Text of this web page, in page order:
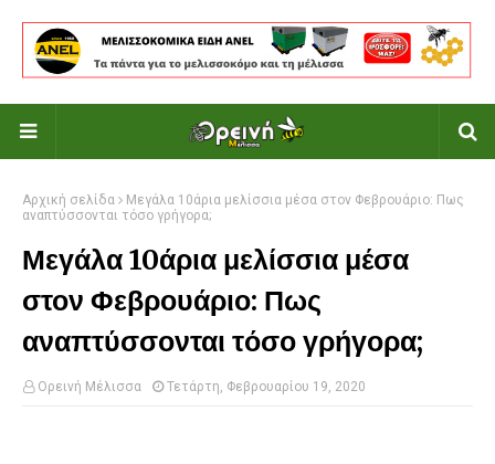
Αρχική σελίδα
Μεγάλα 10άρια μελίσσια μέσα στον Φεβρουάριο: Πως
αναπτύσσονται τόσο γρήγορα;
Μεγάλα 10άρια μελίσσια μέσα
στον Φεβρουάριο: Πως
αναπτύσσονται τόσο γρήγορα;
Ορεινή Μέλισσα Τετάρτη, Φεβρουαρίου 19, 2020